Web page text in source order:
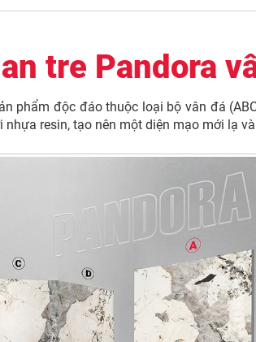
tre Pandora
phẩm độc đáo thuộc loại bộ vân đá
resin, tạo nên một diện mạo mới lạ